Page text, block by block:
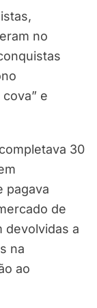
no
e
30
pagava
de
devolvidas a
na
ao